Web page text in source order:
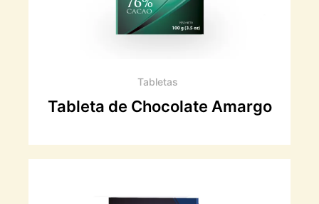
Tabletas
Tableta de Chocolate Amargo